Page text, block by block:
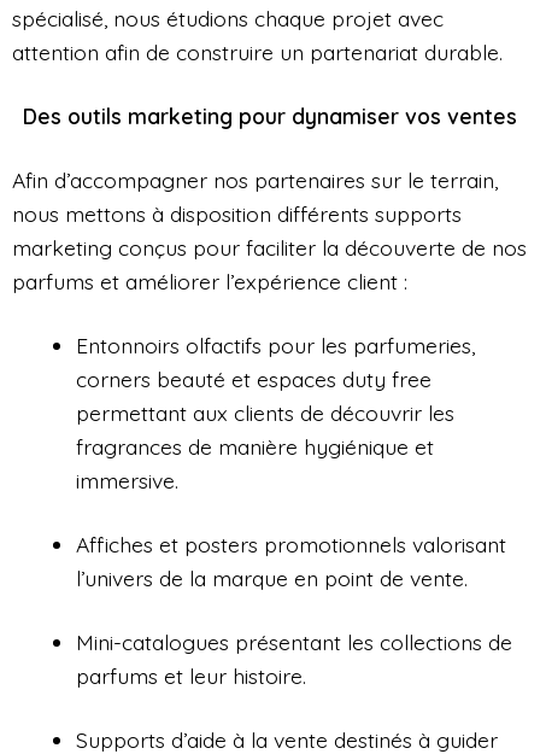
spécialisé, nous étudions chaque projet avec
attention afin de construire un partenariat durable.
Des outils marketing pour dynamiser vos ventes
Afin d’accompagner nos partenaires sur le terrain,
nous mettons à disposition différents supports
marketing conçus pour faciliter la découverte de nos
parfums et améliorer l’expérience client :
Entonnoirs olfactifs pour les parfumeries,
corners beauté et espaces duty free
permettant aux clients de découvrir les
fragrances de manière hygiénique et
immersive.
Affiches et posters promotionnels valorisant
l’univers de la marque en point de vente.
Mini-catalogues présentant les collections de
parfums et leur histoire.
Supports d’aide à la vente destinés à guider